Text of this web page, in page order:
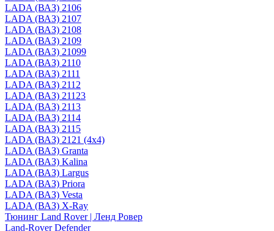
LADA (ВАЗ) 2106
LADA (ВАЗ) 2107
LADA (ВАЗ) 2108
LADA (ВАЗ) 2109
LADA (ВАЗ) 21099
LADA (ВАЗ) 2110
LADA (ВАЗ) 2111
LADA (ВАЗ) 2112
LADA (ВАЗ) 21123
LADA (ВАЗ) 2113
LADA (ВАЗ) 2114
LADA (ВАЗ) 2115
LADA (ВАЗ) 2121 (4x4)
LADA (ВАЗ) Granta
LADA (ВАЗ) Kalina
LADA (ВАЗ) Largus
LADA (ВАЗ) Priora
LADA (ВАЗ) Vesta
LADA (ВАЗ) X-Ray
Тюнинг Land Rover | Ленд Ровер
Land-Rover Defender